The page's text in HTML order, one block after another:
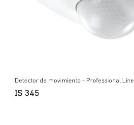
Detector de movimiento - Professional Line
IS 345